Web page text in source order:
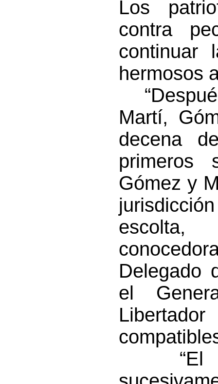
Los
contra
continuar
hermosos
Martí,
decena
primeros
Gómez y
Delegado
el
“El